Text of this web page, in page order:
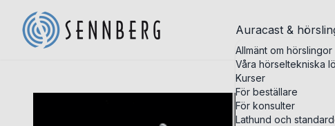
Auracast &
Allmänt om hörslingor
Våra hörseltekniska
Kurser
För beställare
För konsulter
Lathund och